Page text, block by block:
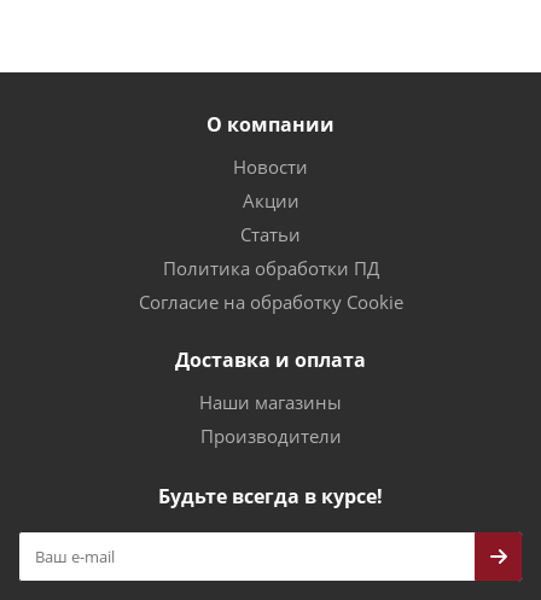
О компании
Новости
Акции
Статьи
Политика обработки ПД
Согласие на обработку Cookie
Доставка и оплата
Наши магазины
Производители
Будьте всегда в курсе!